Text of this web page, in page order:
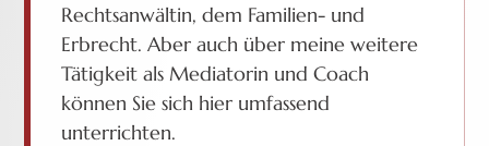
Rechtsanwältin, dem Familien- und
Erbrecht. Aber auch über meine weitere
Tätigkeit als Mediatorin und Coach
können Sie sich hier umfassend
unterrichten.